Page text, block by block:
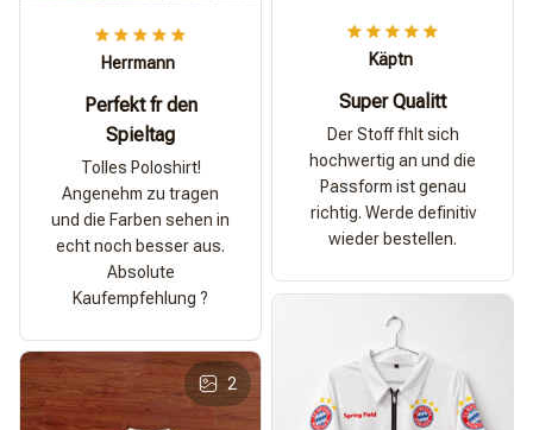
Herrmann
Perfekt fr den
Spieltag
Tolles Poloshirt!
Angenehm zu tragen
und die Farben sehen in
echt noch besser aus.
Absolute
Kaufempfehlung ?
Käptn
Super Qualitt
Der Stoff fhlt sich
hochwertig an und die
Passform ist genau
richtig. Werde definitiv
wieder bestellen.
2